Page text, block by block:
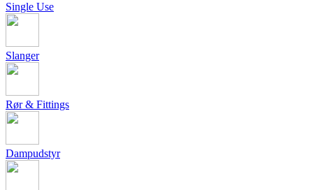
Single Use
Slanger
Rør & Fittings
Dampudstyr